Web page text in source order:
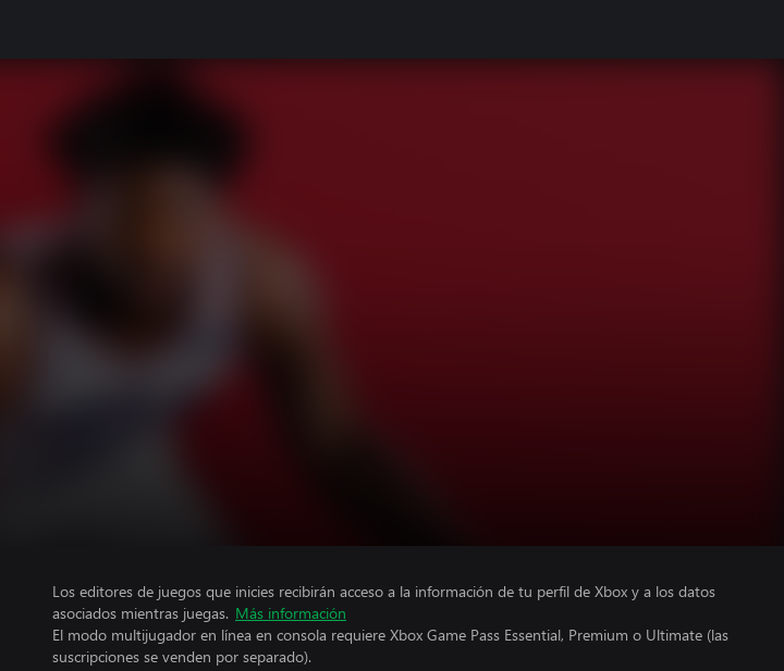
Los editores de juegos que inicies recibirán acceso a la información de tu perfil de Xbox y a los datos
asociados mientras juegas. Más información
El modo multijugador en línea en consola requiere Xbox Game Pass Essential, Premium o Ultimate (las
suscripciones se venden por separado).